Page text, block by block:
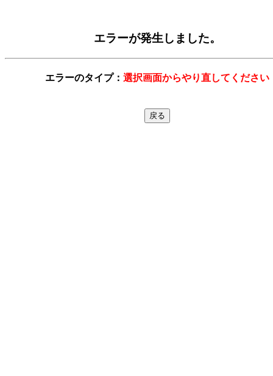
エラーが発生しました。
エラーのタイプ： 選択画面からやり直してください